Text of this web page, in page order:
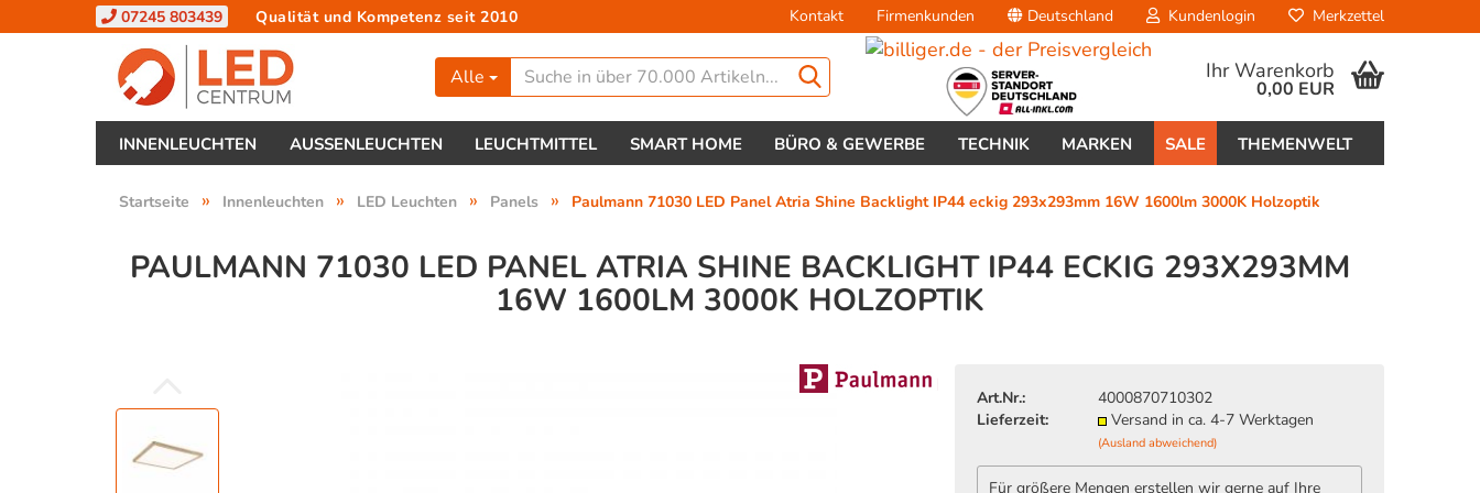
07245 803439 Qualität und Kompetenz seit 2010 Kontakt Firmenkunden Deutschland
Lieferland
Kundenlogin Merkzettel
Alle Ihr Warenkorb
0,00 EUR
INNENLEUCHTEN AUSSENLEUCHTEN LEUCHTMITTEL SMART HOME BÜRO & GEWERBE TECHNIK MARKEN SALE THEMENWELT
Startseite » Innenleuchten » LED Leuchten » Panels » Paulmann 71030 LED Panel Atria Shine Backlight IP44 eckig 293x293mm 16W 1600lm 3000K Holzoptik
PAULMANN 71030 LED PANEL ATRIA SHINE BACKLIGHT IP44 ECKIG 293X293MM
16W 1600LM 3000K HOLZOPTIK
Art.Nr.:
4000870710302
Lieferzeit:
Versand in ca. 4-7 Werktagen
(Ausland abweichend)
Für größere Mengen erstellen wir gerne auf Ihre